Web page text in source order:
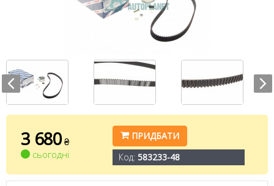
3 680 ₴
сьогодні
ПРИДБАТИ
Код: 583233-48